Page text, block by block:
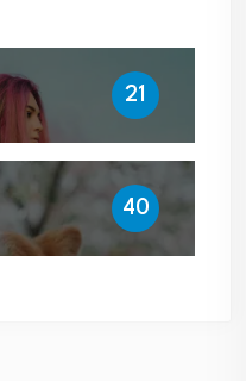
21
40